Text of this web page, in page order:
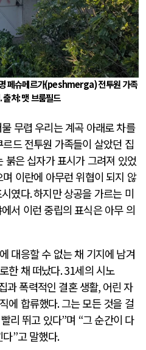
페슈메르가(peshmerga)전투원 가족
.출처:맷 브룸필드
무렵 우리는 계곡 아래로 차를
드 전투원 가족들이 살았던 집
붉은 십자가 표시가 그려져 있었
이란에 아무런 위협이 되지 않
였다.하지만 상공을 가르는 미
서 이런 중립의 표식은 아무 의
대응할 수 없는 채 기지에 남겨
한 채 떠났다. 31세의 시노
과 폭력적인 결혼 생활, 어린 자
에 합류했다.그는 모든 것을 걸
리 뛰고 있다”며 “그 순간이 다
다”고 말했다.